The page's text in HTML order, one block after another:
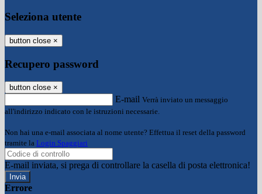
Seleziona utente
button close ×
Recupero password
button close ×
E-mail Verrà inviato un messaggio
all'indirizzo indicato con le istruzioni necessarie.
Non hai una e-mail associata al nome utente? Effettua il reset della password
tramite la Login Spaggiari
E-mail inviata, si prega di controllare la casella di posta elettronica!
Errore